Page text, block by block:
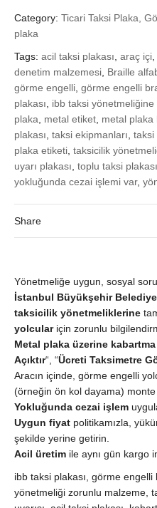
Category: Ticari Taksi Plaka,
plaka
Tags: acil taksi plakası araç içi
denetim malzemesi Braille
görme engelli görme engelli
plakası
ibb taksi yönetmeliğine
plaka
metal etiket metal plaka
plakası taksi ekipmanları taksi
plaka etiketi taksicilik
uyarı plakası toplu taksi
yokluğunda cezai işlemi var,
Share
Yönetmeliğe uygun, sosyal
İstanbul Büyükşehir
taksicilik yönetmeliklerine
yolculariçin zorunlu
Metal plaka üzerine
Açıktır“, “Ücreti Taksimetre
Aracın içinde, görme engelli
(örneğin ön kol dayama)
Yokluğunda cezai işlem
Uygun fiyat politikamızla,
şekilde yerine getirin.
Acil üretim ile aynı gün kargo
ibb taksi plakası, görme
yönetmeliği zorunlu malzeme,